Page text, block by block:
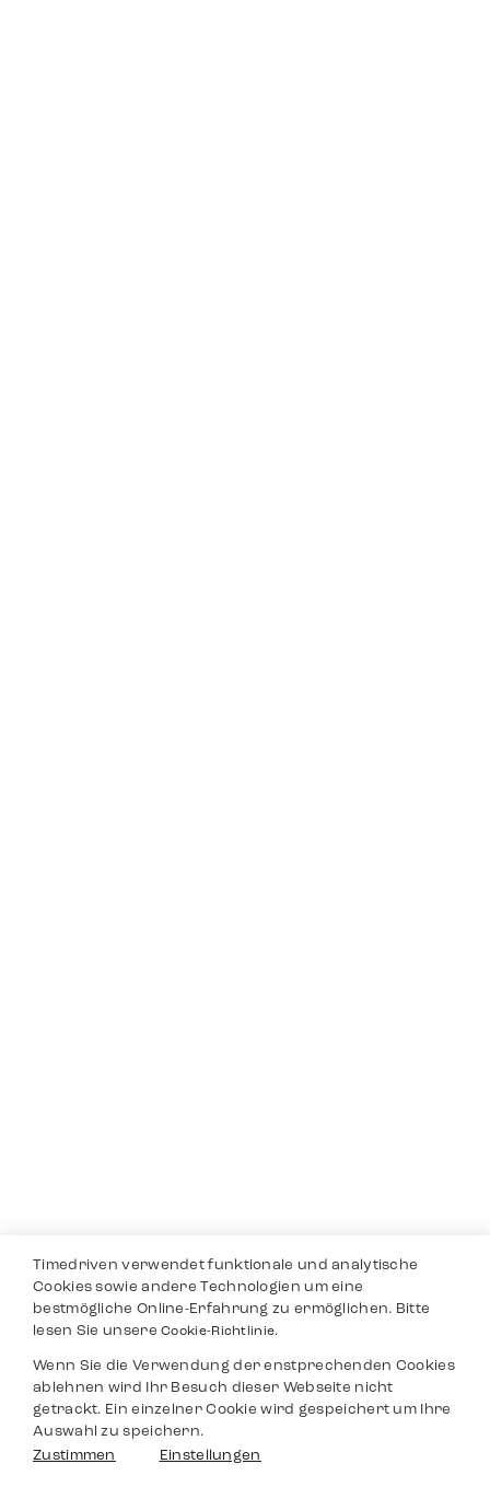
Timedriven verwendet funktionale und analytische
Cookies sowie andere Technologien um eine
bestmögliche Online-Erfahrung zu ermöglichen. Bitte
lesen Sie unsereCookie-Richtlinie.
Wenn Sie die Verwendung der enstprechenden Cookies
ablehnen wird Ihr Besuch dieser Webseite nicht
getrackt. Ein einzelner Cookie wird gespeichert um Ihre
Auswahl zu speichern.
Zustimmen
Einstellungen